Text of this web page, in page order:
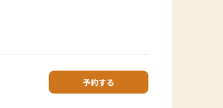
予約する